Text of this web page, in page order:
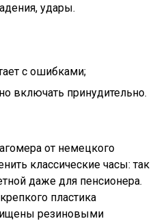
удары.
с ошибками;
включать принудительно.
от немецкого
классические часы: так
даже для пенсионера.
пластика
резиновыми